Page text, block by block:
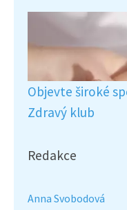
Objevte široké
Zdravý klub
Redakce
Anna Svobodová